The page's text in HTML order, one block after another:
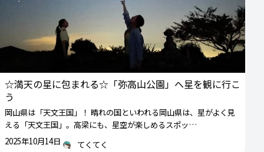
☆満天の星に包まれる☆「弥高山公園」へ星を観に行こ
う
岡山県は「天文王国」！ 晴れの国といわれる岡山県は、星がよく見
える「天文王国」。高梁にも、星空が楽しめるスポッ…
2025年10月14日
てくてく